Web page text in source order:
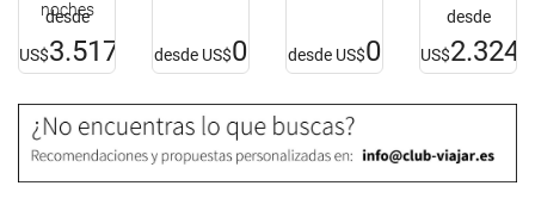
noches
desde
US$3.517 desde US$0 desde US$0
desde
US$2.324